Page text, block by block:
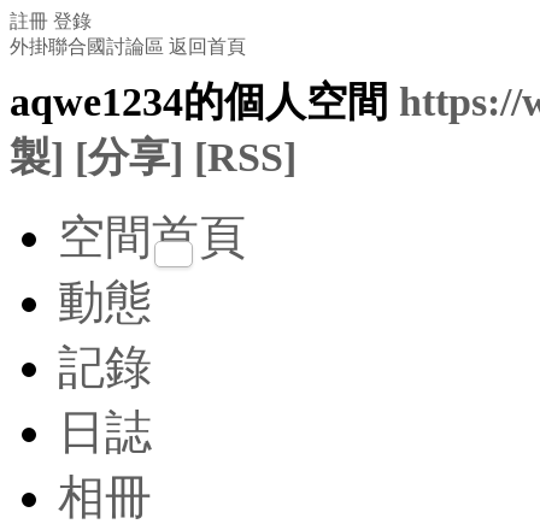
註冊 登錄
外掛聯合國討論區 返回首頁
aqwe1234的個人空間 https://
製] [分享] [RSS]
空間首頁
動態
記錄
日誌
相冊